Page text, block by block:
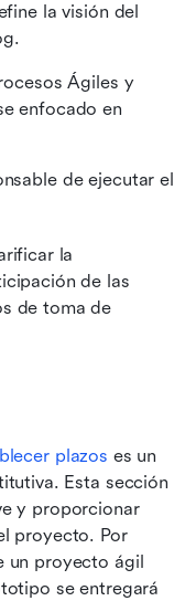
la visión del
Ágiles y
enfocado en
de ejecutar el
la
de las
de toma de
plazos es un
Esta sección
y proporcionar
proyecto. Por
un proyecto ágil
se entregará